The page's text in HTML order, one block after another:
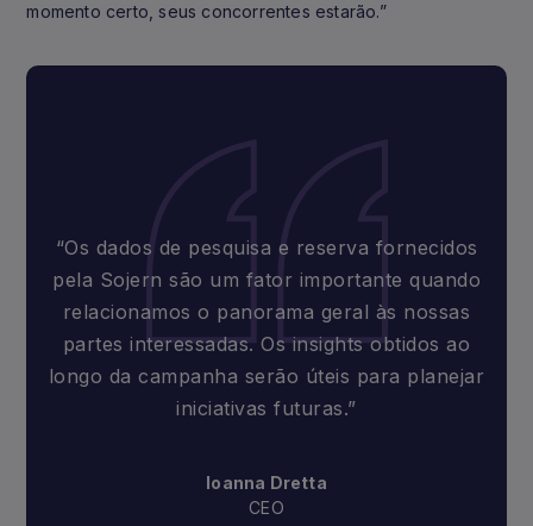
momento certo, seus concorrentes estarão.”
“Os dados de pesquisa e reserva fornecidos
pela Sojern são um fator importante quando
relacionamos o panorama geral às nossas
partes interessadas. Os insights obtidos ao
longo da campanha serão úteis para planejar
iniciativas futuras.”
Ioanna Dretta
CEO